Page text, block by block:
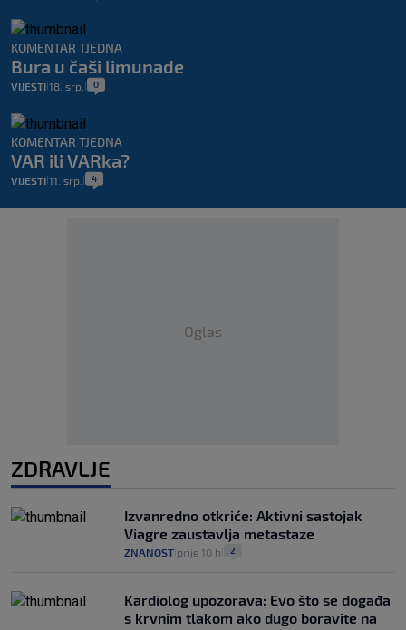
KOMENTAR TJEDNA
Bura u čaši limunade
VIJESTI 18. srp. 0
KOMENTAR TJEDNA
VAR ili VARka?
VIJESTI 11. srp. 4
Oglas
ZDRAVLJE
Izvanredno otkriće: Aktivni sastojak
Viagre zaustavlja metastaze
ZNANOST prije 10 h 2
Kardiolog upozorava: Evo što se događa
s krvnim tlakom ako dugo boravite na